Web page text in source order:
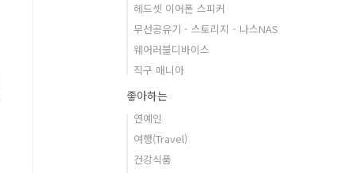
헤드셋 이어폰 스피커
무선공유기 - 스토리지 - 나스NAS
웨어러블디바이스
직구 매니아
좋아하는
연예인
여행(Travel)
건강식품